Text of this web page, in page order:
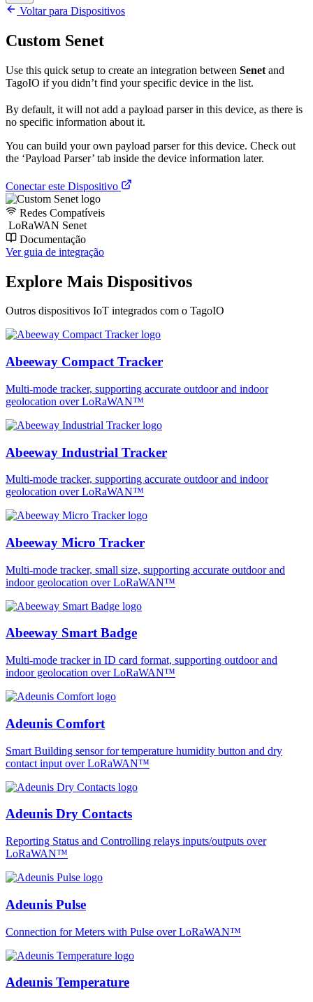
Voltar para Dispositivos
Custom Senet
Use this quick setup to create an integration between Senet and
TagoIO if you didn’t find your specific device in the list.
By default, it will not add a payload parser in this device, as there is
no specific information about it.
You can build your own payload parser for this device. Check out
the ‘Payload Parser’ tab inside the device information later.
Conectar este Dispositivo
Redes Compatíveis
LoRaWAN Senet
Documentação
Ver guia de integração
Explore Mais Dispositivos
Outros dispositivos IoT integrados com o TagoIO
Abeeway Compact Tracker
Multi-mode tracker, supporting accurate outdoor and indoor
geolocation over LoRaWAN™
Abeeway Industrial Tracker
Multi-mode tracker, supporting accurate outdoor and indoor
geolocation over LoRaWAN™
Abeeway Micro Tracker
Multi-mode tracker, small size, supporting accurate outdoor and
indoor geolocation over LoRaWAN™
Abeeway Smart Badge
Multi-mode tracker in ID card format, supporting outdoor and
indoor geolocation over LoRaWAN™
Adeunis Comfort
Smart Building sensor for temperature humidity button and dry
contact input over LoRaWAN™
Adeunis Dry Contacts
Reporting Status and Controlling relays inputs/outputs over
LoRaWAN™
Adeunis Pulse
Connection for Meters with Pulse over LoRaWAN™
Adeunis Temperature